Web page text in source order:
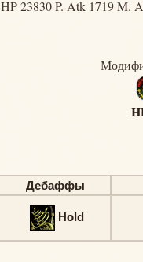
HP 23830 P. Atk 1719 M.
Дебаффы
Hold